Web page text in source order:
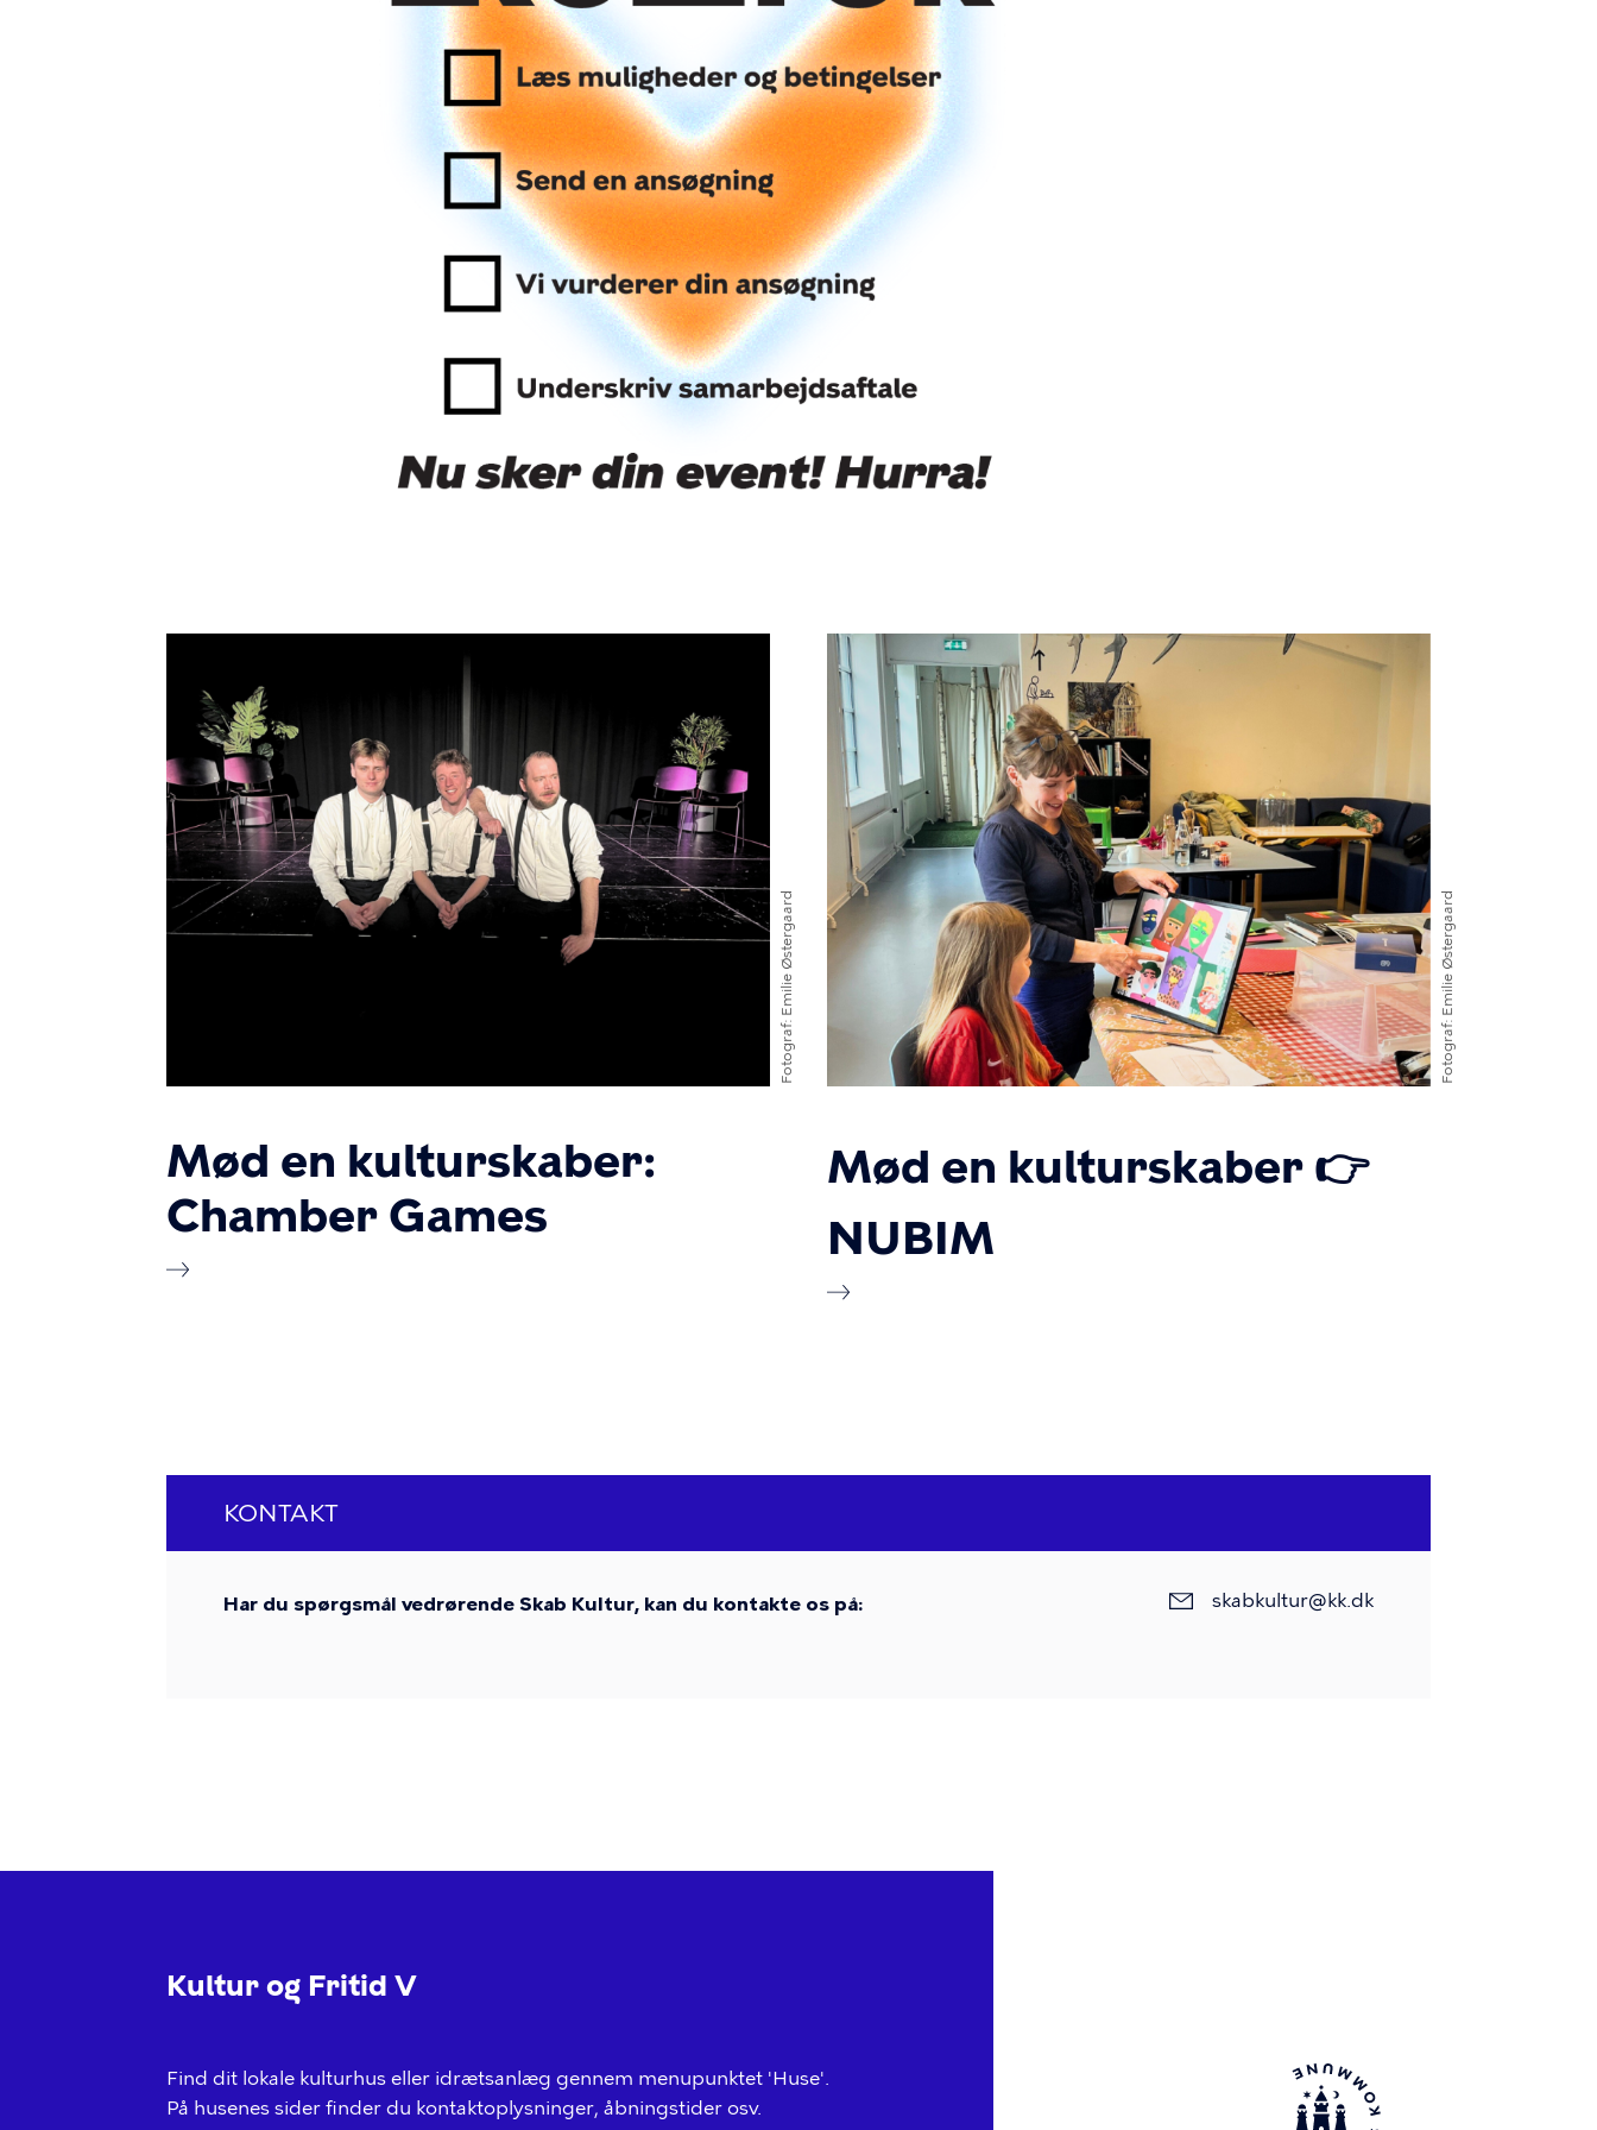
Fotograf
Emilie Østergaard
Mød en kulturskaber:
Chamber Games
Fotograf
Emilie Østergaard
Mød en kulturskaber 👉
NUBIM
KONTAKT
Har du spørgsmål vedrørende Skab Kultur, kan du kontakte os på: skabkultur@kk.dk
Kultur og Fritid V
Find dit lokale kulturhus eller idrætsanlæg gennem menupunktet 'Huse'.
På husenes sider finder du kontaktoplysninger, åbningstider osv.